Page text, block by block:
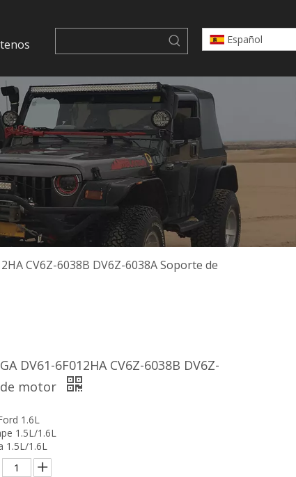
Español
CV6Z-6038B DV6Z-6038A Soporte de
DV61-6F012HA CV6Z-6038B DV6Z-
motor
1.6L
1.5L/1.6L
1.5L/1.6L